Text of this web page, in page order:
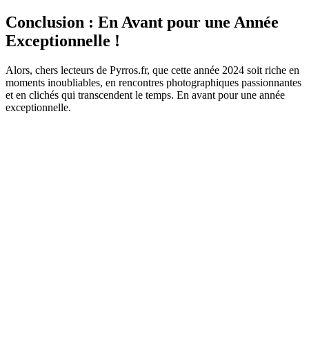
Conclusion : En Avant pour une Année
Exceptionnelle !
Alors, chers lecteurs de Pyrros.fr, que cette année 2024 soit riche en
moments inoubliables, en rencontres photographiques passionnantes
et en clichés qui transcendent le temps. En avant pour une année
exceptionnelle.